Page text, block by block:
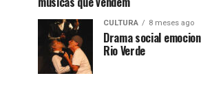
CULTURA 8 meses ago
Drama social
Rio Verde